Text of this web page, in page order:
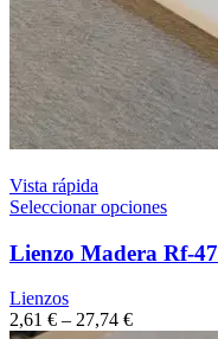
Vista rápida
Seleccionar opciones
Lienzo Madera Rf-
Lienzos
2,61 € – 27,74 €